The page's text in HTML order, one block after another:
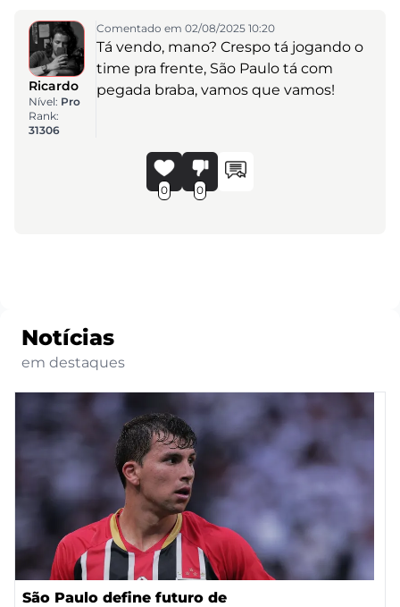
Ricardo
Nível: Pro
Rank:
31306
Comentado em 02/08/2025 10:20
Tá vendo, mano? Crespo tá jogando o
time pra frente, São Paulo tá com
pegada braba, vamos que vamos!
0 0
Notícias
em destaques
São Paulo define futuro de